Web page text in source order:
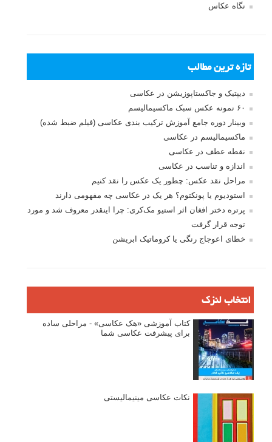
نگاه عکاس
تازه ترین مطالب
دیپتیک و جاکستا‌پوزیشن در عکاسی
۶۰ نمونه عکس سبک ماکسیمالیسم
وبینار دوره جامع آموزش ترکیب بندی عکاسی (فیلم ضبط شده)
ماکسیمالیسم در عکاسی
نقطه عطف در عکاسی
اندازه و تناسب در عکاسی
مراحل نقد عکس: چطور یک عکس را نقد کنیم
استودیوم یا پونکتوم؟ هر یک در عکاسی چه مفهومی دارند
پرتره دختر افغان اثر استیو مک‌کری: چرا اینقدر معروف شد و مورد
توجه قرار گرفت
خطای اعوجاج رنگی یا کروماتیک ابریشن
انتخاب لنزک
کتاب آموزشی «هک عکاسی» - مراحلی ساده
برای پیشرفت عکاسی شما
نکات عکاسی مینیمالیستی